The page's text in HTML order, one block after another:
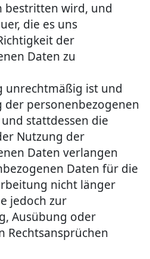
bestritten wird, und
die es uns
der
Daten zu
unrechtmäßig ist und
der personenbezogenen
stattdessen die
Nutzung der
Daten verlangen
Daten für die
nicht länger
jedoch zur
Ausübung oder
Rechtsansprüchen